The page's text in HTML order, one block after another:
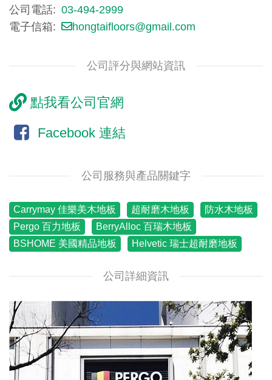
公司電話
03-494-2999
電子信箱
hongtaifloors@gmail.com
公司評分與網站資訊
點我看公司官網
Facebook 連結
公司服務與產品關鍵字
Carrymay 佳樂美木地板 超耐磨木地板
防水木地板
Pergo 百力地板
BerryAlloc 百瑞木地板
BSHOME 美國精品地板
Helvetic 瑞士超耐磨地板
公司詳細資訊